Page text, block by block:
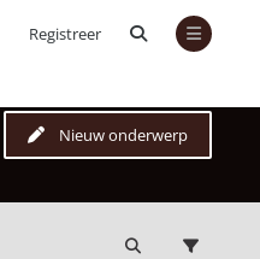
Registreer
Nieuw onderwerp